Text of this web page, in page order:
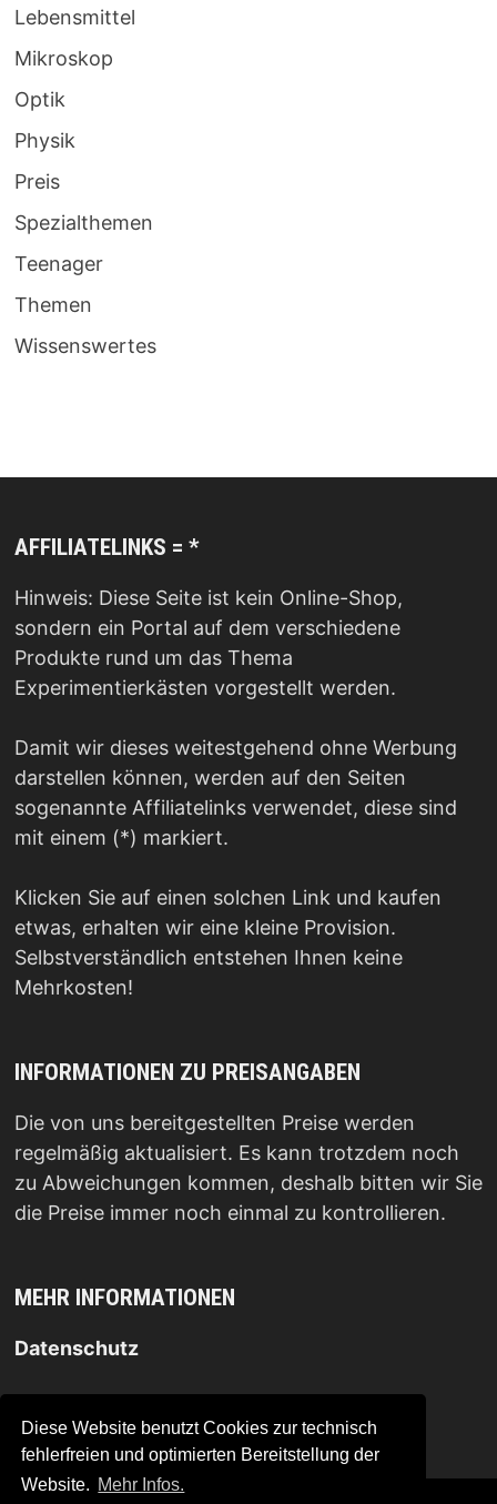
Diese Website benutzt Cookies zur technisch
fehlerfreien und optimierten Bereitstellung der
Website. Mehr Infos.
Lebensmittel
Mikroskop
Optik
Physik
Preis
Spezialthemen
Teenager
Themen
Wissenswertes
AFFILIATELINKS = *
Hinweis: Diese Seite ist kein Online-Shop,
sondern ein Portal auf dem verschiedene
Produkte rund um das Thema
Experimentierkästen vorgestellt werden.
Damit wir dieses weitestgehend ohne Werbung
darstellen können, werden auf den Seiten
sogenannte Affiliatelinks verwendet, diese sind
mit einem (*) markiert.
Klicken Sie auf einen solchen Link und kaufen
etwas, erhalten wir eine kleine Provision.
Selbstverständlich entstehen Ihnen keine
Mehrkosten!
INFORMATIONEN ZU PREISANGABEN
Die von uns bereitgestellten Preise werden
regelmäßig aktualisiert. Es kann trotzdem noch
zu Abweichungen kommen, deshalb bitten wir Sie
die Preise immer noch einmal zu kontrollieren.
MEHR INFORMATIONEN
Datenschutz